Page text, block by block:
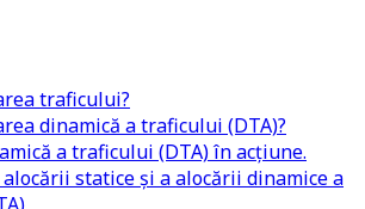
traficului?
dinamică a traficului (DTA)?
a traficului (DTA) în acțiune.
statice și a alocării dinamice a